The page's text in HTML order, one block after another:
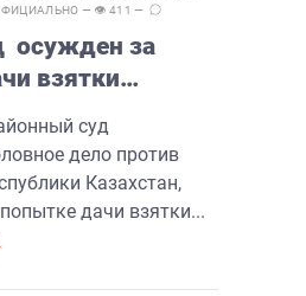
— 👁 411 —
осужден за
взятки
суд
дело против
Казахстан,
дачи взятки...